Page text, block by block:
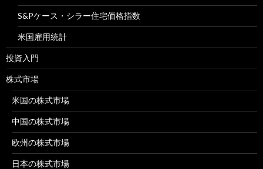
S&Pケース・シラー住宅価格指数
米国雇用統計
投資入門
株式市場
米国の株式市場
中国の株式市場
欧州の株式市場
日本の株式市場